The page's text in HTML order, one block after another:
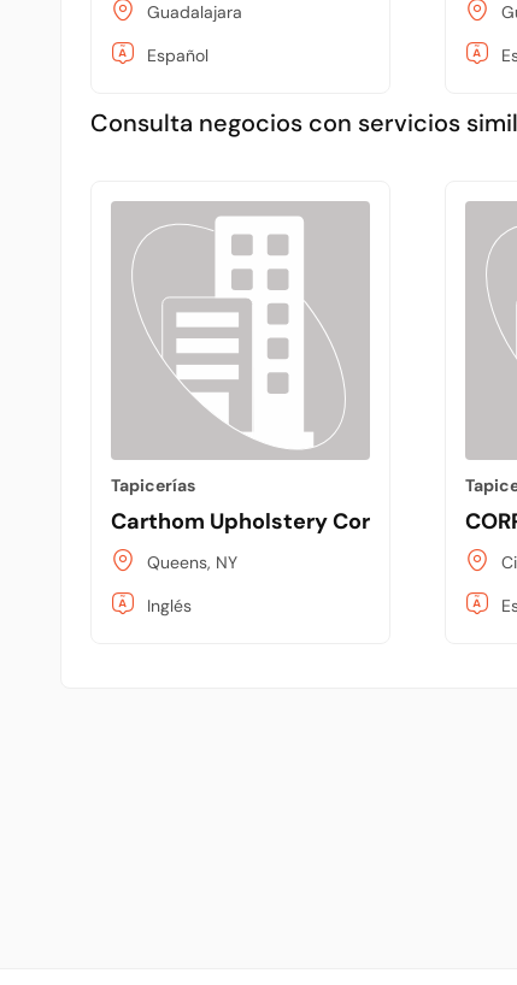
Guadalajara
Español
Consulta negocios con servicios
Tapicerías
Carthom Upholstery Corporation
Queens, NY
Inglés